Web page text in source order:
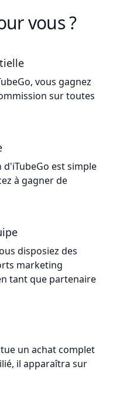
vous ?
vous gagnez
sur toutes
est simple
à gagner de
disposiez des
marketing
tant que partenaire
un achat complet
il apparaîtra sur